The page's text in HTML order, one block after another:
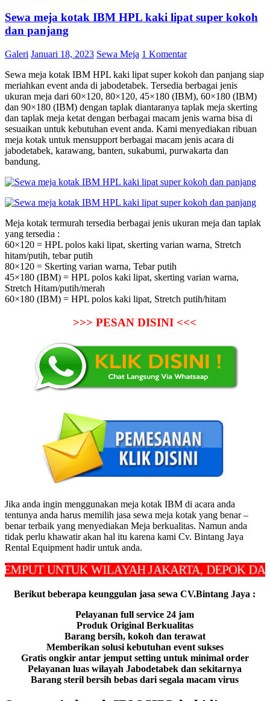
Sewa meja kotak IBM HPL kaki lipat super kokoh
dan panjang
Galeri Januari 18, 2023 Sewa Meja 1 Komentar
Sewa meja kotak IBM HPL kaki lipat super kokoh dan panjang siap
meriahkan event anda di jabodetabek. Tersedia berbagai jenis
ukuran meja dari 60×120, 80×120, 45×180 (IBM), 60×180 (IBM)
dan 90×180 (IBM) dengan taplak diantaranya taplak meja skerting
dan taplak meja ketat dengan berbagai macam jenis warna bisa di
sesuaikan untuk kebutuhan event anda. Kami menyediakan ribuan
meja kotak untuk mensupport berbagai macam jenis acara di
jabodetabek, karawang, banten, sukabumi, purwakarta dan
bandung.
Meja kotak termurah tersedia berbagai jenis ukuran meja dan taplak
yang tersedia :
60×120 = HPL polos kaki lipat, skerting varian warna, Stretch
hitam/putih, tebar putih
80×120 = Skerting varian warna, Tebar putih
45×180 (IBM) = HPL polos kaki lipat, skerting varian warna,
Stretch Hitam/putih/merah
60×180 (IBM) = HPL polos kaki lipat, Stretch putih/hitam
>>> PESAN DISINI <<<
Jika anda ingin menggunakan meja kotak IBM di acara anda
tentunya anda harus memilih jasa sewa meja kotak yang benar –
benar terbaik yang menyediakan Meja berkualitas. Namun anda
tidak perlu khawatir akan hal itu karena kami Cv. Bintang Jaya
Rental Equipment hadir untuk anda.
WILAYAH JAKARTA, DEPOK DAN
Berikut beberapa keunggulan jasa sewa CV.Bintang Jaya :
Pelayanan full service 24 jam
Produk Original Berkualitas
Barang bersih, kokoh dan terawat
Memberikan solusi kebutuhan event sukses
Gratis ongkir antar jemput setting untuk minimal order
Pelayanan luas wilayah Jabodetabek dan sekitarnya
Barang steril bersih bebas dari segala macam virus